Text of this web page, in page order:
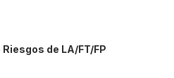
de LA/FT/FP